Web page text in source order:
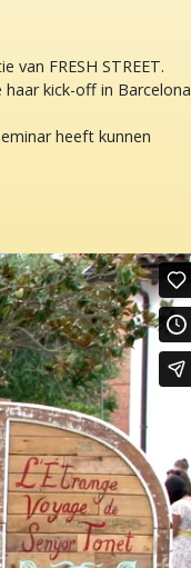
FRESH STREET.
kick-off in Barcelona
heeft kunnen